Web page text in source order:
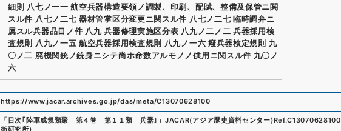
細則 八七ノ一一 航空兵器構造要領ノ調製、印刷、配賦、整備及保管ニ関
スル件 八七ノ二七 器材管掌区分変更ニ関スル件 八七ノ二七 臨時調弁ニ
属スル兵器品目ノ件 八九 兵器修理実施区分表 八九ノ二ノ二 兵器採用検
査規則 八九ノ一五 航空兵器採用検査規則 八九ノ一六 癈兵器検定規則 九
〇ノ二 廃機関銃ノ銃身ニシテ尚ホ命数アルモノノ供用ニ関スル件 九〇ノ
六
https://www.jacar.archives.go.jp/das/meta/C13070628100
「目次｢陸軍成規類聚 第４巻 第１１類 兵器｣ 」 JACAR(アジア歴史資料センター)Ref.C13070628100
衛研究所)